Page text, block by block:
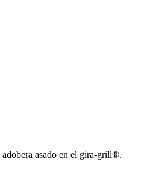
asado en el gira-grill®.